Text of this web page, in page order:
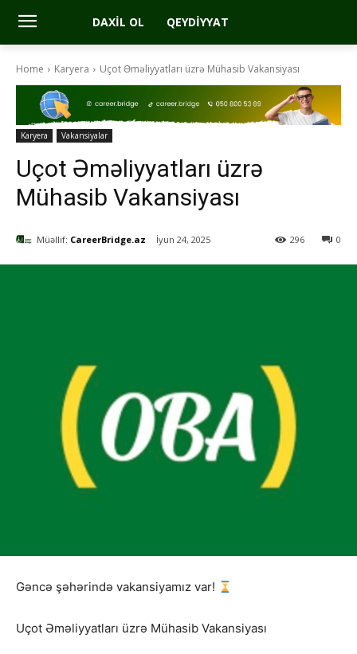
DAXIL OL QEYDIYYAT
Home Karyera Uçot Əməliyyatları üzrə Mühasib Vakansiyası
Karyera Vakansiyalar
Uçot Əməliyyatları üzrə
Mühasib Vakansiyası
Müəllif: CareerBridge.az İyun 24, 2025 0
296
Gəncə şəhərində vakansiyamız var!
Uçot Əməliyyatları üzrə Mühasib Vakansiyası